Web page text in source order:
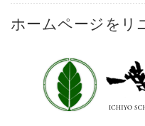
オンラインストア
お問い合わせ
ホームページをリ